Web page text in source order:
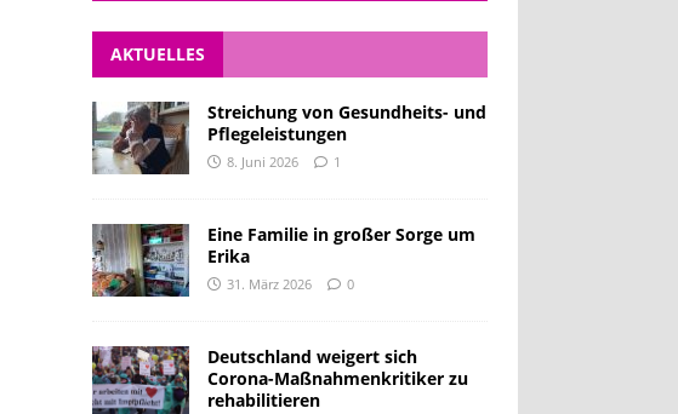
AKTUELLES
Streichung von Gesundheits- und
Pflegeleistungen
8. Juni 2026 1
Eine Familie in großer Sorge um
Erika
31. März 2026 0
Deutschland weigert sich
Corona-Maßnahmenkritiker zu
rehabilitieren